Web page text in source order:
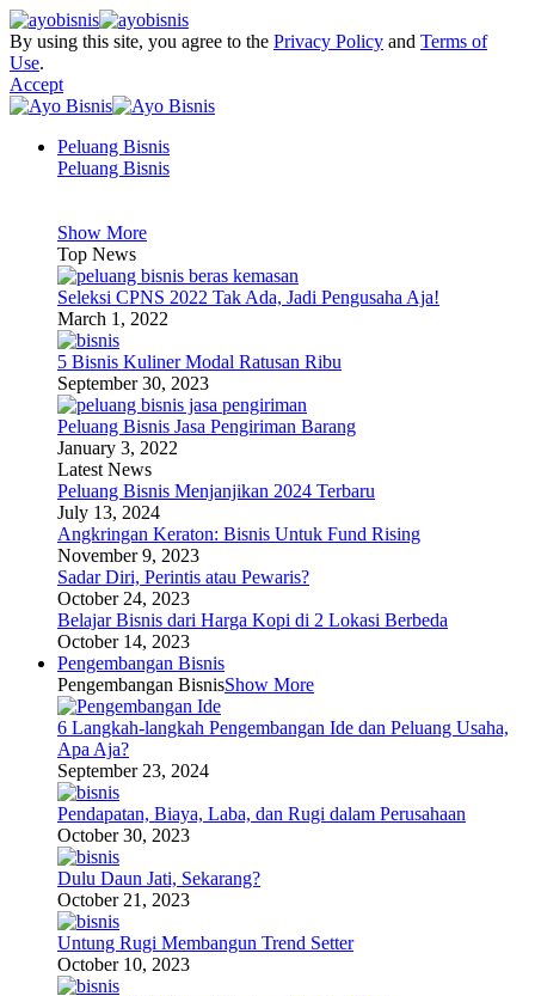
By using this site, you agree to the Privacy Policy and Terms of
Use.
Accept
Peluang Bisnis
Peluang Bisnis
Show More
Top News
Seleksi CPNS 2022 Tak Ada, Jadi Pengusaha Aja!
March 1, 2022
5 Bisnis Kuliner Modal Ratusan Ribu
September 30, 2023
Peluang Bisnis Jasa Pengiriman Barang
January 3, 2022
Latest News
Peluang Bisnis Menjanjikan 2024 Terbaru
July 13, 2024
Angkringan Keraton: Bisnis Untuk Fund Rising
November 9, 2023
Sadar Diri, Perintis atau Pewaris?
October 24, 2023
Belajar Bisnis dari Harga Kopi di 2 Lokasi Berbeda
October 14, 2023
Pengembangan Bisnis
Pengembangan BisnisShow More
6 Langkah-langkah Pengembangan Ide dan Peluang Usaha,
Apa Aja?
September 23, 2024
Pendapatan, Biaya, Laba, dan Rugi dalam Perusahaan
October 30, 2023
Dulu Daun Jati, Sekarang?
October 21, 2023
Untung Rugi Membangun Trend Setter
October 10, 2023